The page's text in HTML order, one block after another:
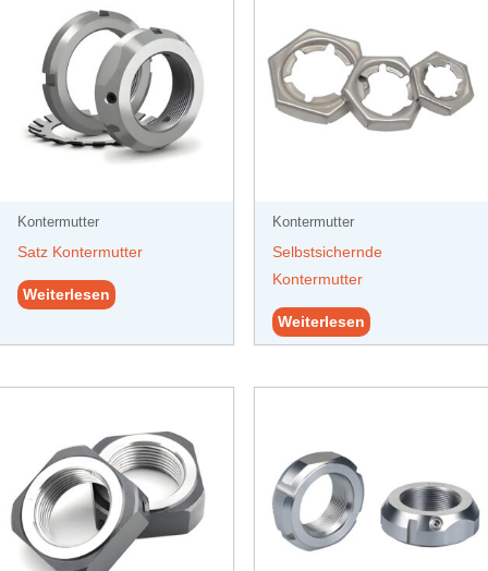
Kontermutter
Satz Kontermutter
Weiterlesen
Kontermutter
Selbstsichernde
Kontermutter
Weiterlesen